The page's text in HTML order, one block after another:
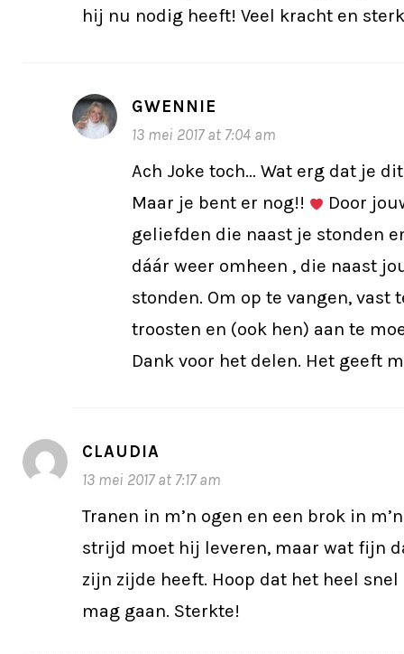
hij nu nodig heeft! Veel kracht en
GWENNIE
13 mei 2017 at 7:04 am
Ach Joke toch… Wat erg dat je
Maar je bent er nog!!
Door
geliefden die naast je stonden
dáár weer omheen , die naast
stonden. Om op te vangen, vast
troosten en (ook hen) aan te
Dank voor het delen. Het geeft
CLAUDIA
13 mei 2017 at 7:17 am
Tranen in m’n ogen en een brok in
strijd moet hij leveren, maar wat fijn
zijn zijde heeft. Hoop dat het heel
mag gaan. Sterkte!